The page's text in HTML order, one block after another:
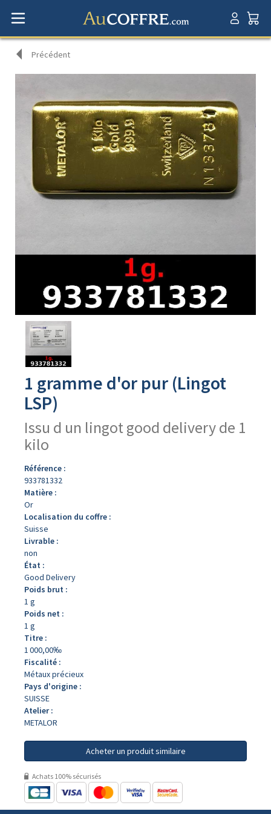
Précédent
Avers
produit
1 gramme d'or pur (Lingot
LSP)
Issu d un lingot good delivery de 1
kilo
Référence :
933781332
Matière :
Or
Localisation du coffre :
Suisse
Livrable :
non
État :
Good Delivery
Poids brut :
1 g
Poids net :
1 g
Titre :
1 000,00‰
Fiscalité :
Métaux précieux
Pays d'origine :
SUISSE
Atelier :
METALOR
Acheter un produit similaire
Achats 100% sécurisés